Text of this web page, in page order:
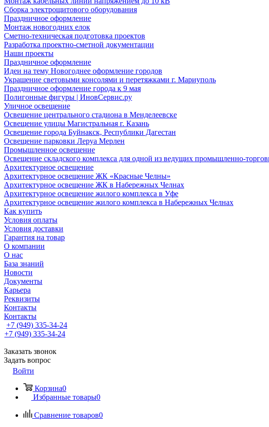
Сборка электрощитового оборудования
Праздничное оформление
Монтаж новогодних елок
Сметно-техническая подготовка проектов
Разработка проектно-сметной документации
Наши проекты
Праздничное оформление
Идеи на тему Новогоднее оформление городов
Украшение световыми консолями и перетяжками г. Мариуполь
Праздничное оформление города к 9 мая
Полигонные фигуры | ИновСервис.ру
Уличное освещение
Освещение центрального стадиона в Менделеевске
Освещение улицы Магистральная г. Казань
Освещение города Буйнакск, Республики Дагестан
Освещение парковки Леруа Мерлен
Промышленное освещение
Освещение складского комплекса для одной из ведущих промышленно-
Архитектурное освещение
Архитектурное освещение ЖК «Красные Челны»
Архитектурное освещение ЖК в Набережных Челнах
Архитектурное освещение жилого комплекса в Уфе
Архитектурное освещение жилого комплекса в Набережных Челнах
Как купить
Условия оплаты
Условия доставки
Гарантия на товар
О компании
О нас
База знаний
Новости
Документы
Карьера
Реквизиты
Контакты
Контакты
+7 (949) 335-34-24
+7 (949) 335-34-24
Заказать звонок
Задать вопрос
Войти
Корзина0
Избранные товары0
Сравнение товаров0